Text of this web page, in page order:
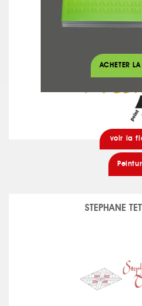
voir la
STEPHANE
ACHETER LA